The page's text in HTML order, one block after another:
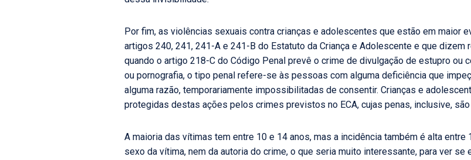
Por fim, as violências sexuais contra crianças e adolescentes que estão em maior
artigos 240, 241, 241-A e 241-B do Estatuto da Criança e Adolescente e que
quando o artigo 218-C do Código Penal prevê o crime de divulgação de estupro ou
ou pornografia, o tipo penal refere-se às pessoas com alguma deficiência que
alguma razão, temporariamente impossibilitadas de consentir. Crianças e
protegidas destas ações pelos crimes previstos no ECA, cujas penas, inclusive,
A maioria das vítimas tem entre 10 e 14 anos, mas a incidência também é alta
sexo da vítima, nem da autoria do crime, o que seria muito interessante, para ver